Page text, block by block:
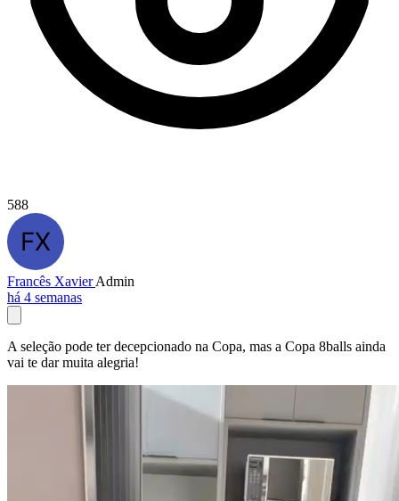
588
Francês XavierAdmin
há 4 semanas
A seleção pode ter decepcionado na Copa, mas a Copa 8balls ainda
vai te dar muita alegria!